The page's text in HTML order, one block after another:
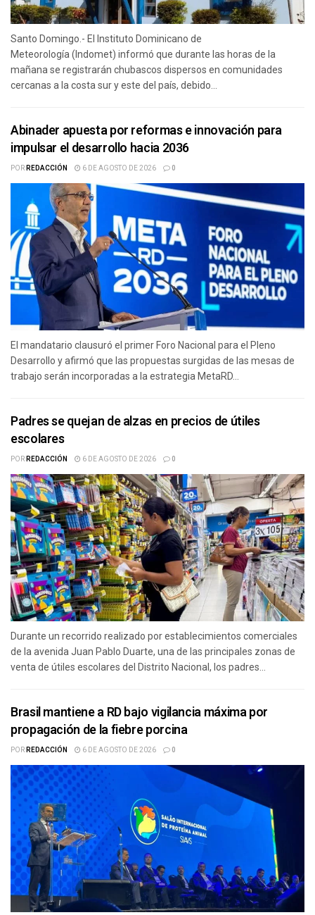
Santo Domingo.- El Instituto Dominicano de
Meteorología (Indomet) informó que durante las horas de la
mañana se registrarán chubascos dispersos en comunidades
cercanas a la costa sur y este del país, debido...
Abinader apuesta por reformas e innovación para
impulsar el desarrollo hacia 2036
PORREDACCIÓN 6 DE AGOSTO DE 2026 0
El mandatario clausuró el primer Foro Nacional para el Pleno
Desarrollo y afirmó que las propuestas surgidas de las mesas de
trabajo serán incorporadas a la estrategia MetaRD...
Padres se quejan de alzas en precios de útiles
escolares
PORREDACCIÓN 6 DE AGOSTO DE 2026 0
Durante un recorrido realizado por establecimientos comerciales
de la avenida Juan Pablo Duarte, una de las principales zonas de
venta de útiles escolares del Distrito Nacional, los padres...
Brasil mantiene a RD bajo vigilancia máxima por
propagación de la fiebre porcina
PORREDACCIÓN 6 DE AGOSTO DE 2026 0